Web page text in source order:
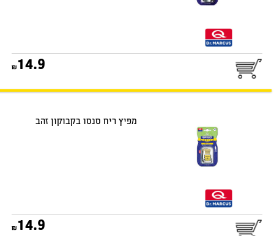
25
14.9
מפיץ ריח סנסו בקבוקון זהב
25
14.9